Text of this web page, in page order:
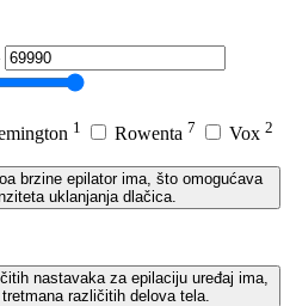
1 Rowenta 7 Vox 2
brzine epilator ima, što omogućava
uklanjanja dlačica.
nastavaka za epilaciju uređaj ima,
različitih delova tela.